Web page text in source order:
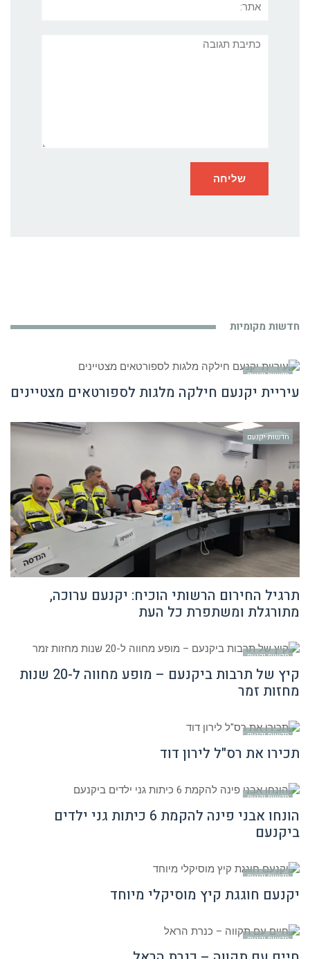
תגובה
חדשות מקומיות
חדשות יקנעם
עיריית יקנעם חילקה מלגות לספורטאים מצטיינים
חדשות יקנעם
תרגיל החירום הרשותי הוכיח: יקנעם ערוכה,
מתורגלת ומשתפרת כל העת
חדשות יקנעם
קיץ של תרבות ביקנעם – מופע מחווה ל-20 שנות
מחזות זמר
חדשות יקנעם
תכירו את רס"ל לירון דוד
חדשות יקנעם
הונחו אבני פינה להקמת 6 כיתות גני ילדים
ביקנעם
חדשות יקנעם
יקנעם חוגגת קיץ מוסיקלי מיוחד
חדשות יקנעם